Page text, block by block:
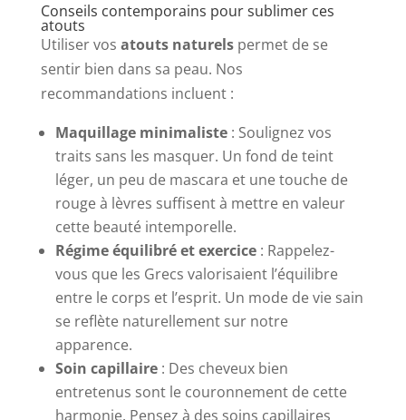
Conseils contemporains pour sublimer ces
atouts
Utiliser vos atouts naturelspermet de se
sentir bien dans sa peau. Nos
recommandations incluent :
Maquillage minimaliste: Soulignez vos
traits sans les masquer. Un fond de teint
léger, un peu de mascara et une touche de
rouge à lèvres suffisent à mettre en valeur
cette beauté intemporelle.
Régime équilibré et exercice: Rappelez-
vous que les Grecs valorisaient l’équilibre
entre le corps et l’esprit. Un mode de vie sain
se reflète naturellement sur notre
apparence.
Soin capillaire: Des cheveux bien
entretenus sont le couronnement de cette
harmonie. Pensez à des soins capillaires